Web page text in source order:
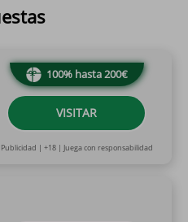
100% hasta 200€
VISITAR
Publicidad | +18 | Juega con responsabilidad